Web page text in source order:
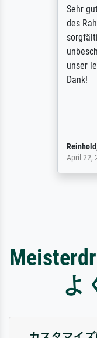
Sehr gute
des
sorgfältig
unser
Dank!
Reinhold,@
April 22, 2026
よ